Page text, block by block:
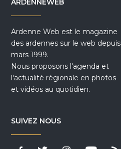
ARDENNEWEB
Ardenne Web est le magazine
des ardennes sur le web depuis
mars 1999.
Nous proposons l'agenda et
l'actualité régionale en photos
et vidéos au quotidien.
SUIVEZ NOUS